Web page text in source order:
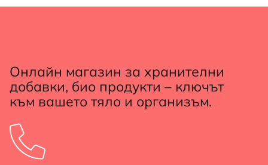
Онлайн магазин за хранителни
добавки, био продукти – ключът
към вашето тяло и организъм.